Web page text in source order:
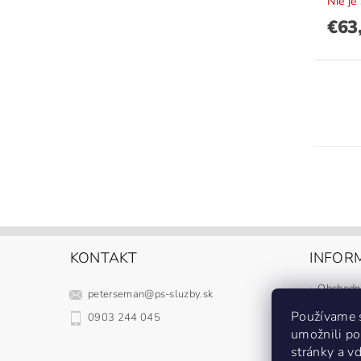
KONTAKT
peterseman@ps-sluzby.sk
0903 244 045
Doprava
Kontakty
Používame
umožnili
stránky a